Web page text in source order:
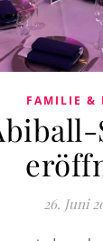
FAMILIE &
26. Juni